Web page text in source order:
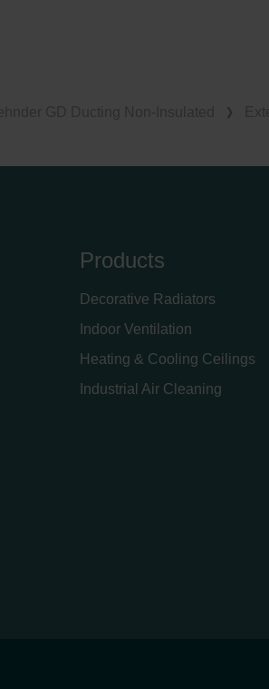
Products
Decorative Radiators
Indoor Ventilation
Heating & Cooling Ceilings
Industrial Air Cleaning